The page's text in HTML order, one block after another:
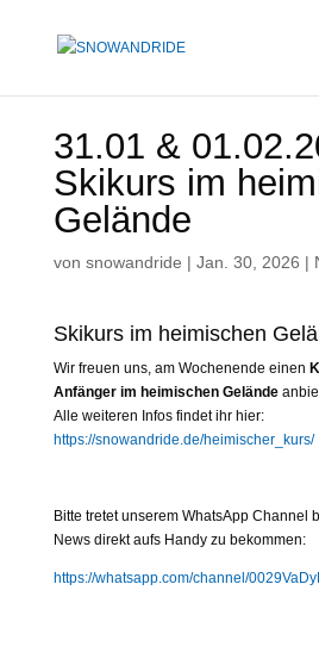
31.01 &
Skikurs im
Gelände
von snowandride | Jan. 30, 2026 |
Skikurs im heimischen
Wir freuen uns, am Wochenende einen
Anfänger im heimischen Gelände
Alle weiteren Infos findet ihr hier:
https://snowandride.de/heimischer_kurs/
Bitte tretet unserem WhatsApp Channel
News direkt aufs Handy zu bekommen:
https://whatsapp.com/channel/